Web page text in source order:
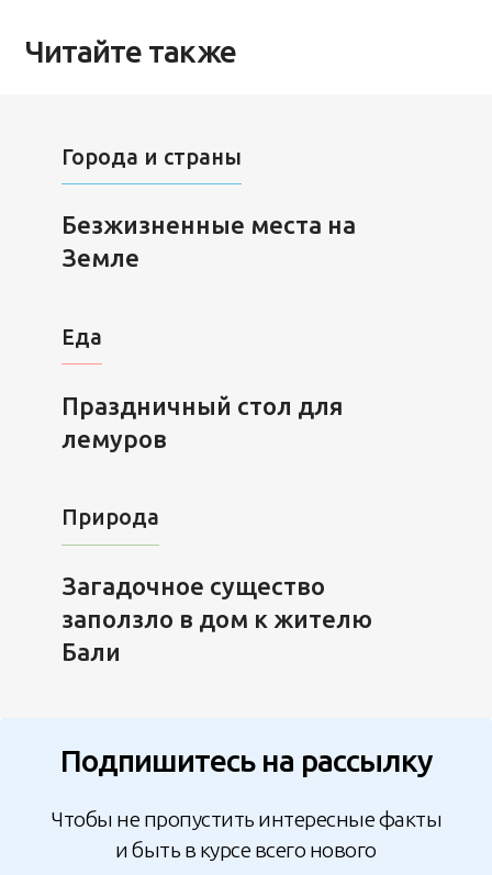
Читайте также
Города и страны
Безжизненные места на
Земле
Еда
Праздничный стол для
лемуров
Природа
Загадочное существо
заползло в дом к жителю
Бали
Подпишитесь на рассылку
Чтобы не пропустить интересные факты
и быть в курсе всего нового